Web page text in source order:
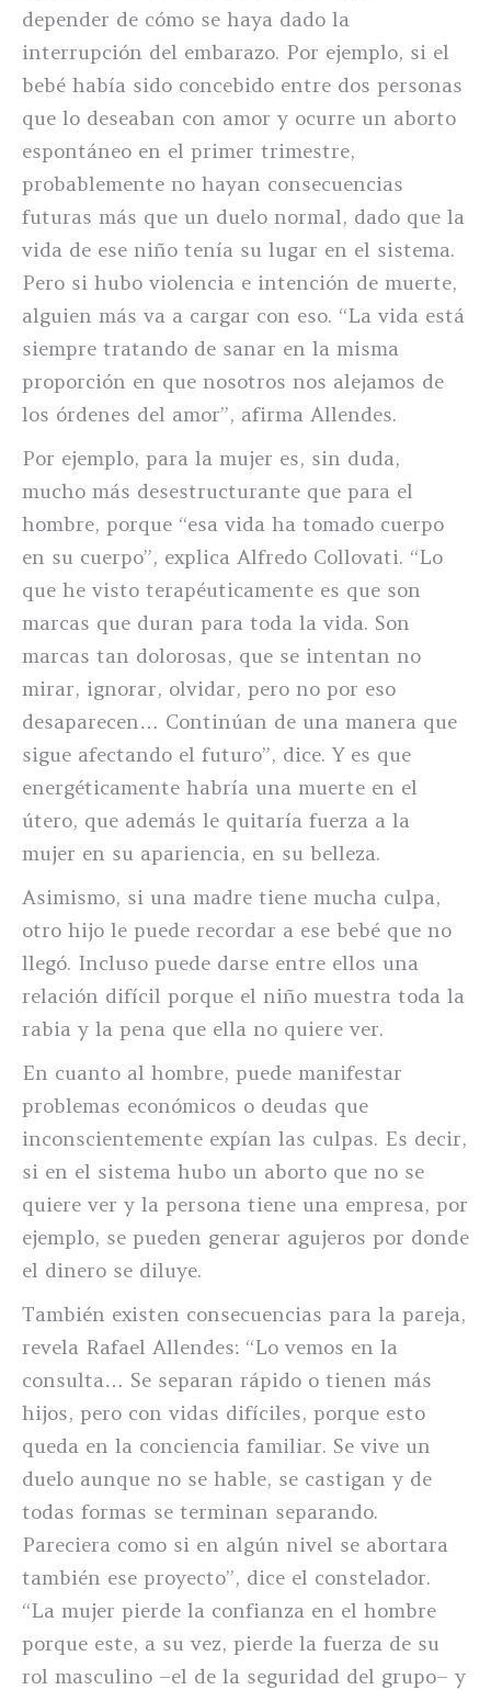
depender de cómo se haya dado la
interrupción del embarazo. Por ejemplo, si el
bebé había sido concebido entre dos personas
que lo deseaban con amor y ocurre un aborto
espontáneo en el primer trimestre,
probablemente no hayan consecuencias
futuras más que un duelo normal, dado que la
vida de ese niño tenía su lugar en el sistema.
Pero si hubo violencia e intención de muerte,
alguien más va a cargar con eso. “La vida está
siempre tratando de sanar en la misma
proporción en que nosotros nos alejamos de
los órdenes del amor”, afirma Allendes.
Por ejemplo, para la mujer es, sin duda,
mucho más desestructurante que para el
hombre, porque “esa vida ha tomado cuerpo
en su cuerpo”, explica Alfredo Collovati. “Lo
que he visto terapéuticamente es que son
marcas que duran para toda la vida. Son
marcas tan dolorosas, que se intentan no
mirar, ignorar, olvidar, pero no por eso
desaparecen… Continúan de una manera que
sigue afectando el futuro”, dice. Y es que
energéticamente habría una muerte en el
útero, que además le quitaría fuerza a la
mujer en su apariencia, en su belleza.
Asimismo, si una madre tiene mucha culpa,
otro hijo le puede recordar a ese bebé que no
llegó. Incluso puede darse entre ellos una
relación difícil porque el niño muestra toda la
rabia y la pena que ella no quiere ver.
En cuanto al hombre, puede manifestar
problemas económicos o deudas que
inconscientemente expían las culpas. Es decir,
si en el sistema hubo un aborto que no se
quiere ver y la persona tiene una empresa, por
ejemplo, se pueden generar agujeros por donde
el dinero se diluye.
También existen consecuencias para la pareja,
revela Rafael Allendes: “Lo vemos en la
consulta… Se separan rápido o tienen más
hijos, pero con vidas difíciles, porque esto
queda en la conciencia familiar. Se vive un
duelo aunque no se hable, se castigan y de
todas formas se terminan separando.
Pareciera como si en algún nivel se abortara
también ese proyecto”, dice el constelador.
“La mujer pierde la confianza en el hombre
porque este, a su vez, pierde la fuerza de su
rol masculino –el de la seguridad del grupo– y